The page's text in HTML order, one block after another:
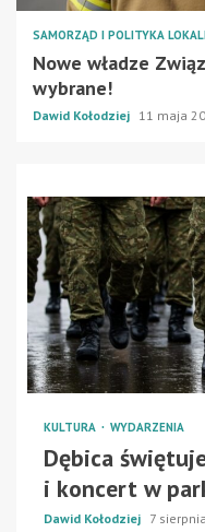
SAMORZĄD I POLITYKA
Nowe władze
wybrane!
Dawid Kołodziej 11 maja
KULTURA WYDARZENIA
Dębica
i koncert w
Dawid Kołodziej 7